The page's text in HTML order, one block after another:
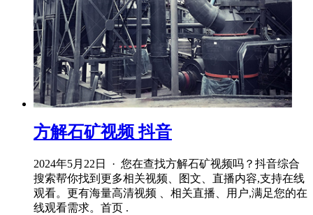
方解石矿视频 抖音
2024年5月22日 · 您在查找方解石矿视频吗？抖音综合
搜索帮你找到更多相关视频、图文、直播内容,支持在线
观看。更有海量高清视频 、相关直播、用户,满足您的在
线观看需求。首页 .